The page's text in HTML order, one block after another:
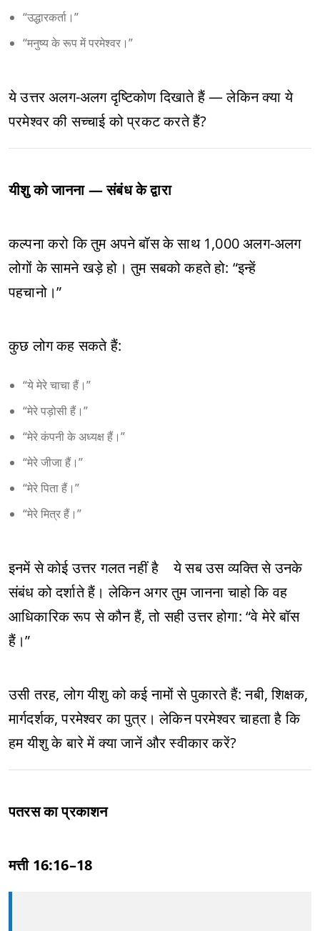
“उद्धारकर्ता।”
“मनुष्य के रूप में परमेश्वर।”
ये उत्तर अलग-अलग दृष्टिकोण दिखाते हैं — लेकिन क्या ये
परमेश्वर की सच्चाई को प्रकट करते हैं?
यीशु को जानना — संबंध के द्वारा
कल्पना करो कि तुम अपने बॉस के साथ 1,000 अलग-अलग
लोगों के सामने खड़े हो। तुम सबको कहते हो: “इन्हें
पहचानो।”
कुछ लोग कह सकते हैं:
“ये मेरे चाचा हैं।”
“मेरे पड़ोसी हैं।”
“मेरे कंपनी के अध्यक्ष हैं।”
“मेरे जीजा हैं।”
“मेरे पिता हैं।”
“मेरे मित्र हैं।”
इनमें से कोई उत्तर गलत नहीं है ये सब उस व्यक्ति से उनके
संबंध को दर्शाते हैं। लेकिन अगर तुम जानना चाहो कि वह
आधिकारिक रूप से कौन हैं, तो सही उत्तर होगा: “वे मेरे बॉस
हैं।”
उसी तरह, लोग यीशु को कई नामों से पुकारते हैं: नबी, शिक्षक,
मार्गदर्शक, परमेश्वर का पुत्र। लेकिन परमेश्वर चाहता है कि
हम यीशु के बारे में क्या जानें और स्वीकार करें?
पतरस का प्रकाशन
मत्ती 16:16–18